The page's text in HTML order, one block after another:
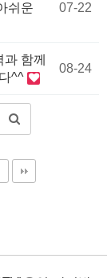
쉬운
07-22
함께
^^
08-24